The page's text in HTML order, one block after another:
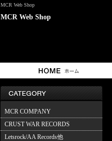
MCR Web Shop
MCR Web Shop
MCR COMPANY
CRUST WAR RECORDS
Letsrock/AA Records他